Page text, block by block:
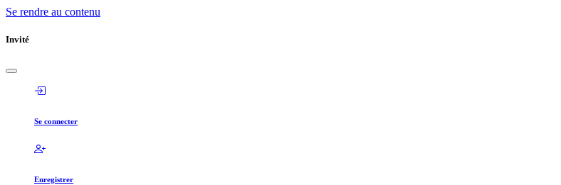
Se rendre au contenu
Invité
Se connecter
Enregistrer